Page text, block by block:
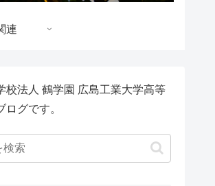
連
校法人 鶴学園 広島工業大学高等
ログです。